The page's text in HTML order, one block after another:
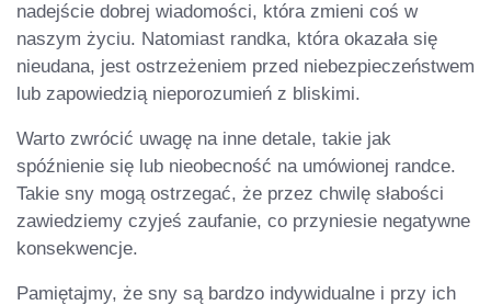
nadejście dobrej wiadomości, która zmieni coś w
naszym życiu. Natomiast randka, która okazała się
nieudana, jest ostrzeżeniem przed niebezpieczeństwem
lub zapowiedzią nieporozumień z bliskimi.
Warto zwrócić uwagę na inne detale, takie jak
spóźnienie się lub nieobecność na umówionej randce.
Takie sny mogą ostrzegać, że przez chwilę słabości
zawiedziemy czyjeś zaufanie, co przyniesie negatywne
konsekwencje.
Pamiętajmy, że sny są bardzo indywidualne i przy ich